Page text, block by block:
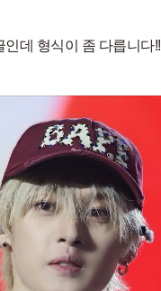
데 형식이 좀 다릅니다!!